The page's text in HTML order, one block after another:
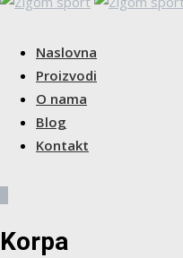
Naslovna
Proizvodi
O nama
Blog
Kontakt
Korpa